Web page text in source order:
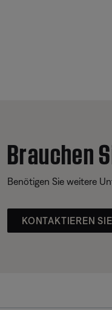
Brauchen
Benötigen Sie weitere
KONTAKTIEREN